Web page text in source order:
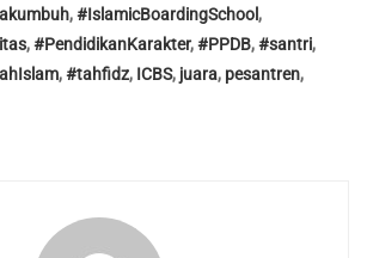
,#IslamicBoardingSchool,
,#PendidikanKarakter,#PPDB,#santri,
,#tahfidz, ICBS, juara, pesantren,